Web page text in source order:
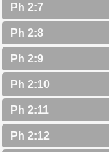
Ph 2:7
Ph 2:8
Ph 2:9
Ph 2:10
Ph 2:11
Ph 2:12